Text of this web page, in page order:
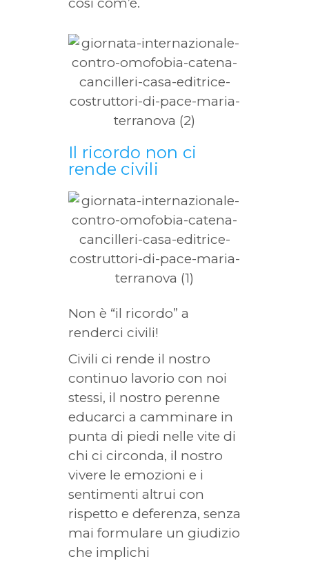
Il ricordo non ci
rende civili
Non è “il ricordo” a
renderci civili!
Civili ci rende il nostro
continuo lavorio con noi
stessi, il nostro perenne
educarci a camminare in
punta di piedi nelle vite di
chi ci circonda, il nostro
vivere le emozioni e i
sentimenti altrui con
rispetto e deferenza, senza
mai formulare un giudizio
che implichi